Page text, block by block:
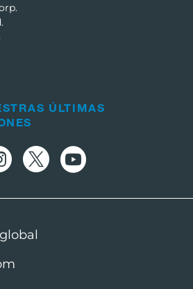
ÚLTIMAS